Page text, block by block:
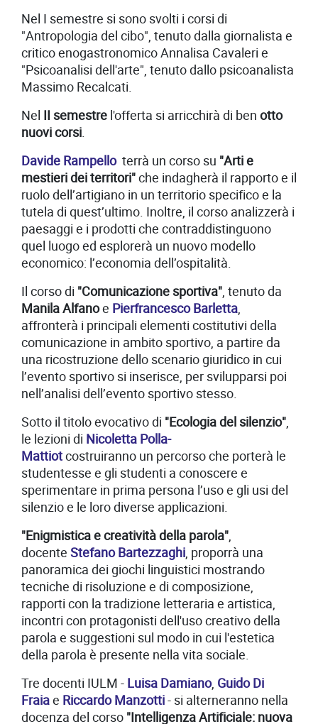
Nel I semestre si sono svolti i corsi di
"Antropologia del cibo", tenuto dalla giornalista e
critico enogastronomico Annalisa Cavaleri e
"Psicoanalisi dell'arte", tenuto dallo psicoanalista
Massimo Recalcati.
Nel II semestre l'offerta si arricchirà di ben otto
nuovi corsi.
Davide Rampello terrà un corso su "Arti e
mestieri dei territori"che indagherà il rapporto e il
ruolo dell’artigiano in un territorio specifico e la
tutela di quest’ultimo. Inoltre, il corso analizzerà i
paesaggi e i prodotti che contraddistinguono
quel luogo ed esplorerà un nuovo modello
economico: l’economia dell’ospitalità.
Il corso di "Comunicazione sportiva", tenuto da
Manila Alfanoe Pierfrancesco Barletta,
affronterà i principali elementi costitutivi della
comunicazione in ambito sportivo, a partire da
una ricostruzione dello scenario giuridico in cui
l’evento sportivo si inserisce, per svilupparsi poi
nell’analisi dell’evento sportivo stesso.
Sotto il titolo evocativo di "Ecologia del silenzio",
le lezioni di Nicoletta Polla-
Mattiotcostruiranno un percorso che porterà le
studentesse e gli studenti a conoscere e
sperimentare in prima persona l’uso e gli usi del
silenzio e le loro diverse applicazioni.
"Enigmistica e creatività della parola",
docente Stefano Bartezzaghi, proporrà una
panoramica dei giochi linguistici mostrando
tecniche di risoluzione e di composizione,
rapporti con la tradizione letteraria e artistica,
incontri con protagonisti dell'uso creativo della
parola e suggestioni sul modo in cui l'estetica
della parola è presente nella vita sociale.
Tre docenti IULM - Luisa Damiano, Guido Di
Fraiae Riccardo Manzotti- si alterneranno nella
docenza del corso "Intelligenza Artificiale: nuova